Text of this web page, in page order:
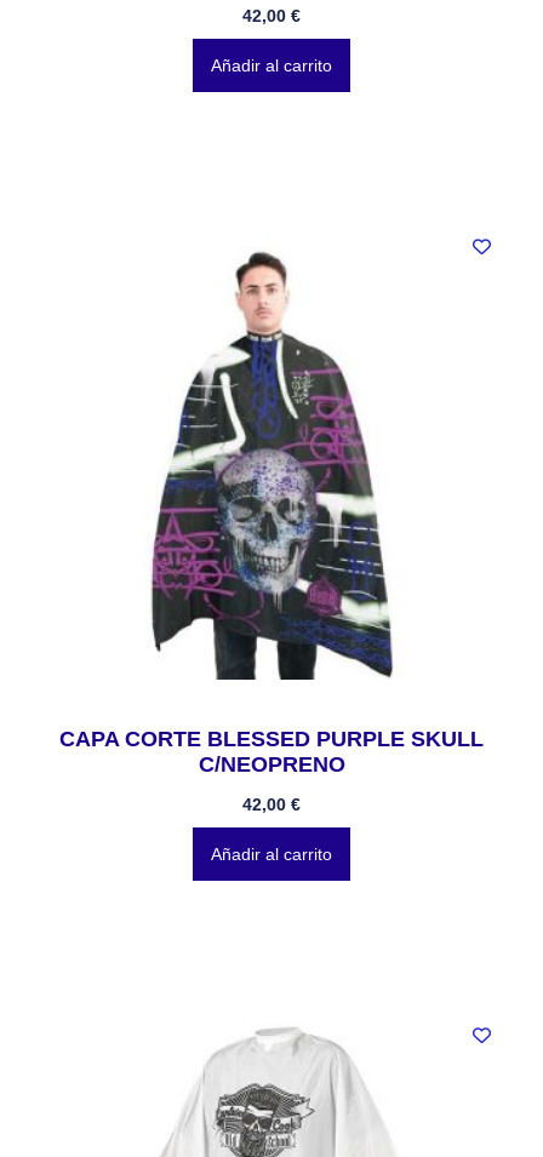
42,00 €
Añadir al carrito
CAPA CORTE BLESSED PURPLE SKULL
C/NEOPRENO
42,00 €
Añadir al carrito